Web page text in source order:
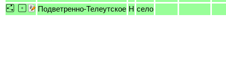
Подветренно-Телеутское H село